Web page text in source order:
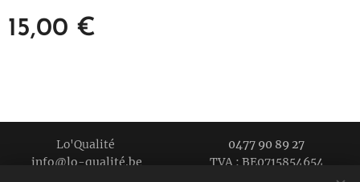
15,00 €
Lo'Qualité 0477 90 89 27
info@lo-qualité.be TVA : BE0715854654